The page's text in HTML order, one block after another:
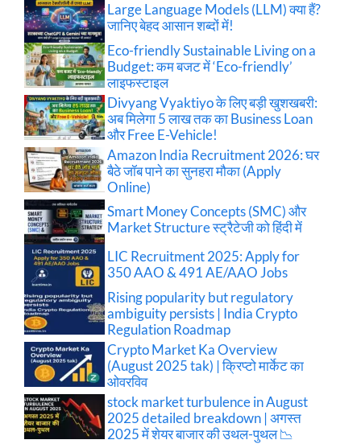
Large Language Models (LLM) क्या हैं?
जानिए बेहद आसान शब्दों में!
Eco-friendly Sustainable Living on a
Budget: कम बजट में ‘Eco-friendly’
लाइफस्टाइल
Divyang Vyaktiyo के लिए बड़ी खुशखबरी:
अब मिलेगा 5 लाख तक का Business Loan
और Free E-Vehicle!
Amazon India Recruitment 2026: घर
बैठे जॉब पाने का सुनहरा मौका (Apply
Online)
Smart Money Concepts (SMC) और
Market Structure स्ट्रैटेजी को हिंदी में
LIC Recruitment 2025: Apply for
350 AAO & 491 AE/AAO Jobs
Rising popularity but regulatory
ambiguity persists | India Crypto
Regulation Roadmap
Crypto Market Ka Overview
(August 2025 tak) | क्रिप्टो मार्केट का
ओवरविव
stock market turbulence in August
2025 detailed breakdown | अगस्त
2025 में शेयर बाजार की उथल-पुथल 📉